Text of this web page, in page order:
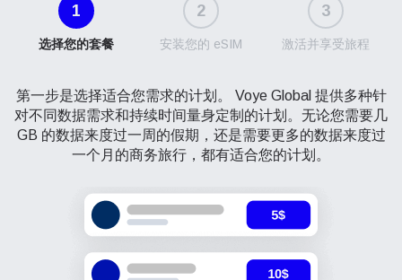
1
选择您的套餐
2
安装您的 eSIM
3
激活并享受旅程
第一步是选择适合您需求的计划。 Voye Global 提供多种针
对不同数据需求和持续时间量身定制的计划。无论您需要几
GB 的数据来度过一周的假期，还是需要更多的数据来度过
一个月的商务旅行，都有适合您的计划。